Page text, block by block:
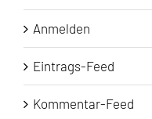
Anmelden
Eintrags-Feed
Kommentar-Feed